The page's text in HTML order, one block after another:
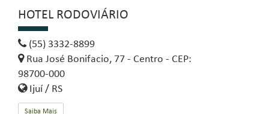
HOTEL RODOVIÁRIO
(55) 3332-8899
Rua José Bonifacio, 77 - Centro - CEP:
98700-000
Ijuí / RS
Saiba Mais